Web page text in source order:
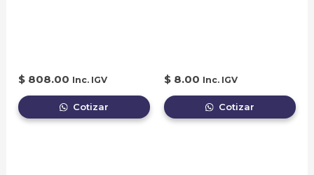
$ 808.00 Inc. IGV
Cotizar
$ 8.00 Inc. IGV
Cotizar